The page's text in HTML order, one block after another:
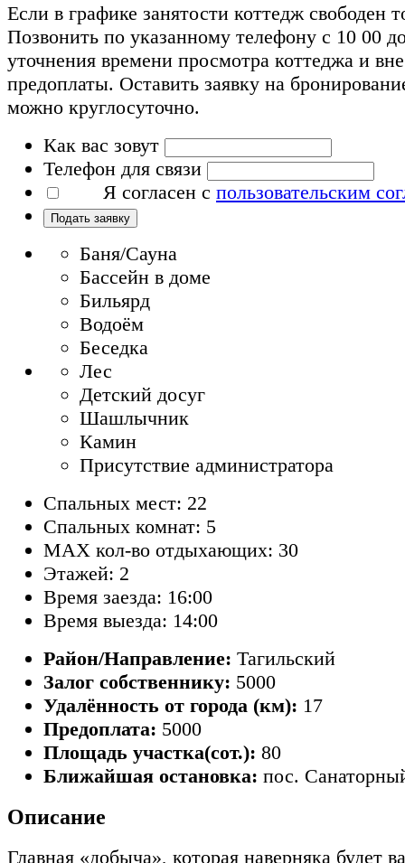
Если в графике занятости коттедж свободен
Позвонить по указанному телефону с 10 00
уточнения времени просмотра коттеджа и
предоплаты. Оставить заявку на
можно круглосуточно.
Как вас зовут
Телефон для связи
Я согласен с пользовательским
Подать заявку
Баня/Сауна
Бассейн в доме
Бильярд
Водоём
Беседка
Лес
Детский досуг
Шашлычник
Камин
Присутствие администратора
Спальных мест: 22
Спальных комнат: 5
MAX кол-во отдыхающих: 30
Этажей: 2
Время заезда: 16:00
Время выезда: 14:00
Район/Направление: Тагильский
Залог собственнику: 5000
Удалённость от города (км): 17
Предоплата: 5000
Площадь участка(сот.): 80
Ближайшая остановка: пос.
Описание
Главная «добыча», которая наверняка будет